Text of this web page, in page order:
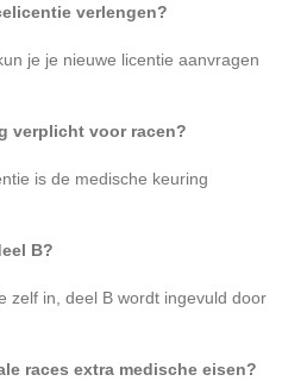
verlengen?
je je nieuwe licentie aanvragen
verplicht voor racen?
is de medische keuring
B?
zelf in, deel B wordt ingevuld door
races extra medische eisen?